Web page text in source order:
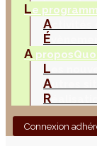
Le
A
É
A propos
L
A
R
Connexion